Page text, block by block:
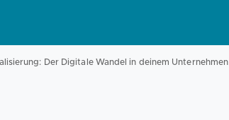
Der Digitale Wandel in deinem Unternehmen